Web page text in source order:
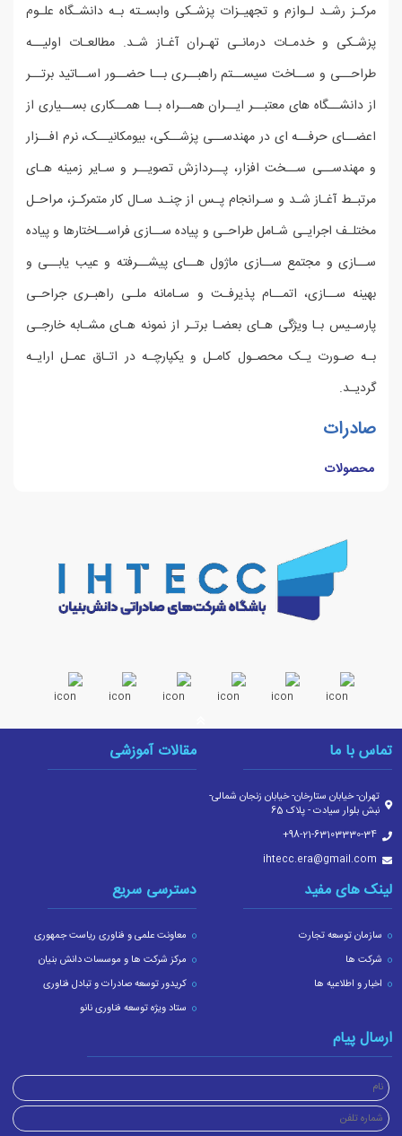
مرکـز رشـد لـوازم و تجهیـزات پزشـکی وابسـته بـه دانشـگاه علـوم
پزشـکی و خدمـات درمانـی تهـران آغـاز شـد. مطالعـات اولیــه
طراحــی و ســاخت سیســتم راهبــری بــا حضــور اســاتید برتــر
از دانشــگاه های معتبــر ایــران همــراه بــا همــکاری بســیاری از
اعضــای حرفــه ای در مهندســی پزشــکی، بیومکانیــک، نرم افــزار
و مهندســی ســخت افزار، پــردازش تصویــر و سـایر زمینه هـای
مرتبـط آغـاز شـد و سـرانجام پـس از چنـد سـال کار متمرکـز، مراحـل
مختلـف اجرایـی شـامل طراحـی و پیاده ســازی فراســاختارها و پیاده
ســازی و مجتمع ســازی ماژول هــای پیشــرفته و عیب یابــی و
بهینه ســازی، اتمــام پذیرفـت و سـامانه ملـی راهبـری جراحـی
پارسـیس بـا ویژگی هـای بعضـا برتـر از نمونه هـای مشـابه خارجـی
بـه صـورت یـک محصـول کامـل و یکپارچـه در اتـاق عمـل ارایـه
گردیـد.
صادرات
محصولات
تماس با ما
تهران- خیابان ستارخان- خیابان زنجان شمالی-
نبش بلوار سیادت - پلاک 65
‎+98-21-63103330-34
ihtecc.era@gmail.com
مقالات آموزشی
لینک های مفید
سازمان توسعه تجارت
شرکت ها
اخبار و اطلاعیه ها
دسترسی سریع
معاونت علمی و فناوری ریاست جمهوری
مرکز شرکت ها و موسسات دانش بنیان
کریدور توسعه صادرات و تبادل فناوری
ستاد ویژه توسعه فناوری نانو
ارسال پیام